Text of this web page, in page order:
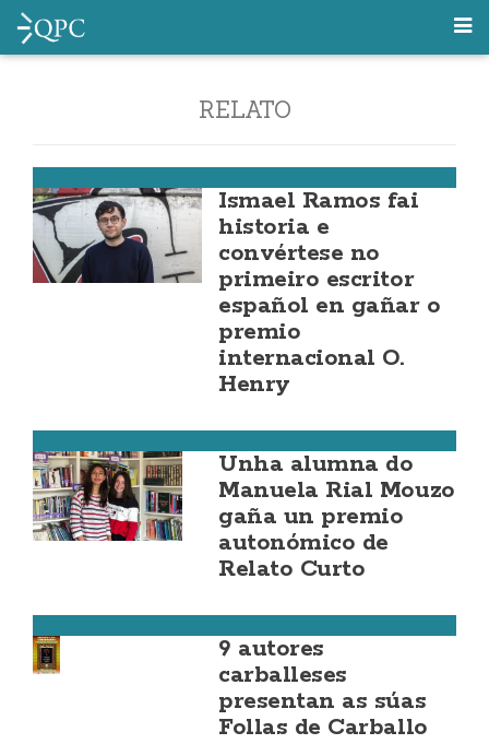
RELATO
Ismael Ramos fai
historia e
convértese no
primeiro escritor
español en gañar o
premio
internacional O.
Henry
Unha alumna do
Manuela Rial Mouzo
gaña un premio
autonómico de
Relato Curto
9 autores
carballeses
presentan as súas
Follas de Carballo